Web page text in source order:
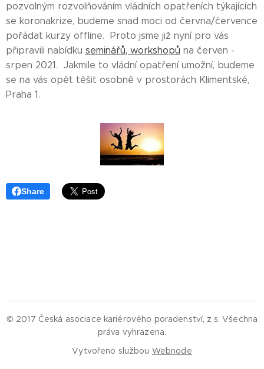
pozvolným rozvolňováním vládních opatřeních týkajících
se koronakrize, budeme snad moci od června/července
pořádat kurzy offline. Proto jsme již nyní pro vás
připravili nabídku seminářů, workshopů na červen -
srpen 2021. Jakmile to vládní opatření umožní, budeme
se na vás opět těšit osobně v prostorách Klimentské,
Praha 1.
Share
© 2017 Česká asociace kariérového poradenství, z.s. Všechna
práva vyhrazena.
Vytvořeno službou Webnode